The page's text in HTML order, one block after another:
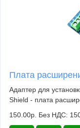
Плата
Адаптер для
Shield - плата
150.00р. Без НДС: